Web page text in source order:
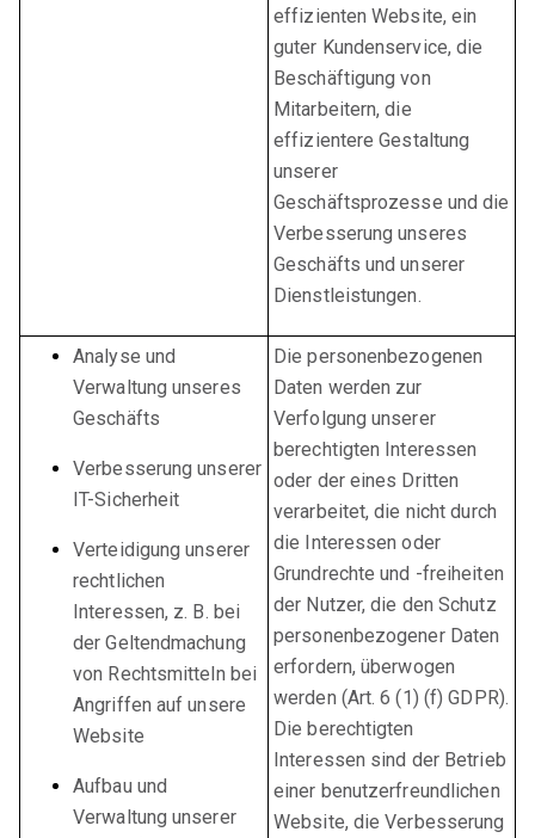
effizienten Website, ein
guter Kundenservice, die
Beschäftigung von
Mitarbeitern, die
effizientere Gestaltung
unserer
Geschäftsprozesse und die
Verbesserung unseres
Geschäfts und unserer
Dienstleistungen.
Analyse und
Verwaltung unseres
Geschäfts
Verbesserung unserer
IT-Sicherheit
Verteidigung unserer
rechtlichen
Interessen, z. B. bei
der Geltendmachung
von Rechtsmitteln bei
Angriffen auf unsere
Website
Aufbau und
Verwaltung unserer
Die personenbezogenen
Daten werden zur
Verfolgung unserer
berechtigten Interessen
oder der eines Dritten
verarbeitet, die nicht durch
die Interessen oder
Grundrechte und -freiheiten
der Nutzer, die den Schutz
personenbezogener Daten
erfordern, überwogen
werden (Art. 6 (1) (f) GDPR).
Die berechtigten
Interessen sind der Betrieb
einer benutzerfreundlichen
Website, die Verbesserung